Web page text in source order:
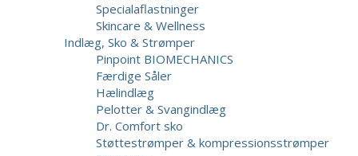
Specialaflastninger
Skincare & Wellness
Indlæg, Sko & Strømper
Pinpoint BIOMECHANICS
Færdige Såler
Hælindlæg
Pelotter & Svangindlæg
Dr. Comfort sko
Støttestrømper & kompressionsstrømper